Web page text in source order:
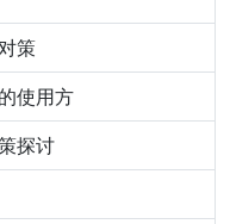
策
使用方
探讨